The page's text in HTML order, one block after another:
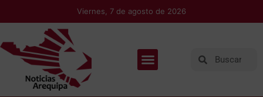
Viernes, 7 de agosto de 2026